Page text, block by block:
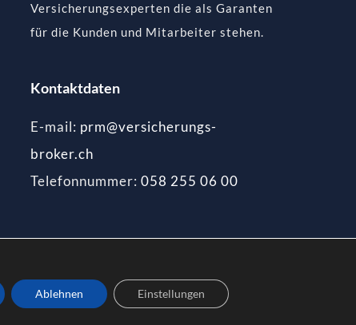
Versicherungsexperten die als Garanten
für die Kunden und Mitarbeiter stehen.
Kontaktdaten
E-mail: prm@versicherungs-
broker.ch
Telefonnummer:058 255 06 00
Ablehnen Einstellungen